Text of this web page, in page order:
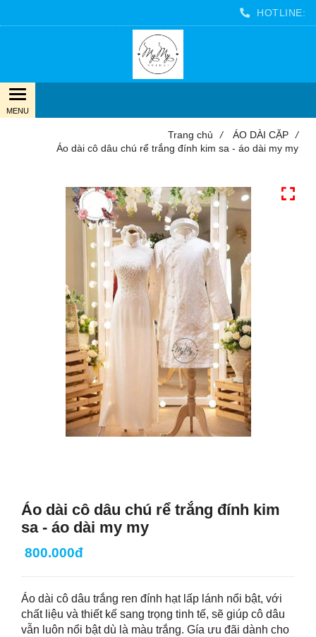
HOTLINE:
Trang chủ / ÁO DÀI CẶP
/
Áo dài cô dâu chú rể trắng đính kim sa - áo dài my my
Áo dài cô dâu chú rể trắng đính kim
sa - áo dài my my
800.000đ
Áo dài cô dâu trắng ren đính hạt lấp lánh nổi bật, với
chất liệu và thiết kế sang trọng tinh tế, sẽ giúp cô dâu
vẫn luôn nổi bật dù là màu trắng. Gía ưu đãi dành cho